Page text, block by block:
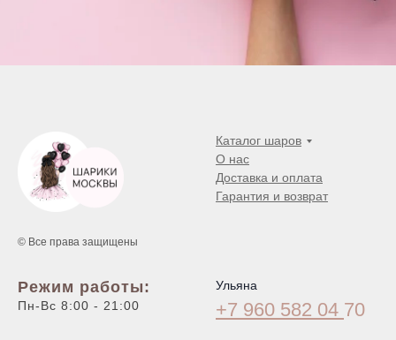
© Все права защищены
Каталог шаров
О нас
Доставка и оплата
Гарантия и возврат
Режим работы:
Пн-Вс 8:00 - 21:00
Ульяна
+7 960 582 04 70